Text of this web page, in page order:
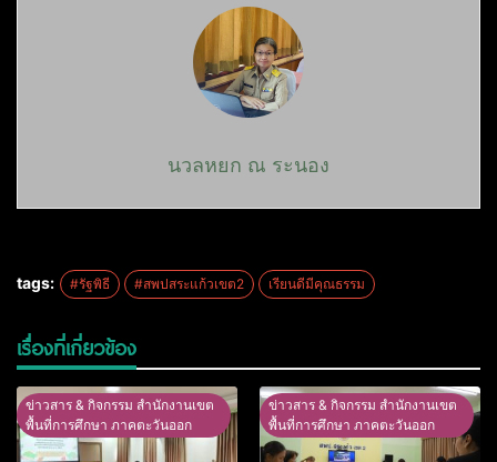
นวลหยก ณ ระนอง
tags: #รัฐพิธี #สพปสระแก้วเขต2 เรียนดีมีคุณธรรม
เรื่องที่เกี่ยวข้อง
ข่าวสาร & กิจกรรม สำนักงานเขต
พื้นที่การศึกษา ภาคตะวันออก
ข่าวสาร & กิจกรรม สำนักงานเขต
พื้นที่การศึกษา ภาคตะวันออก